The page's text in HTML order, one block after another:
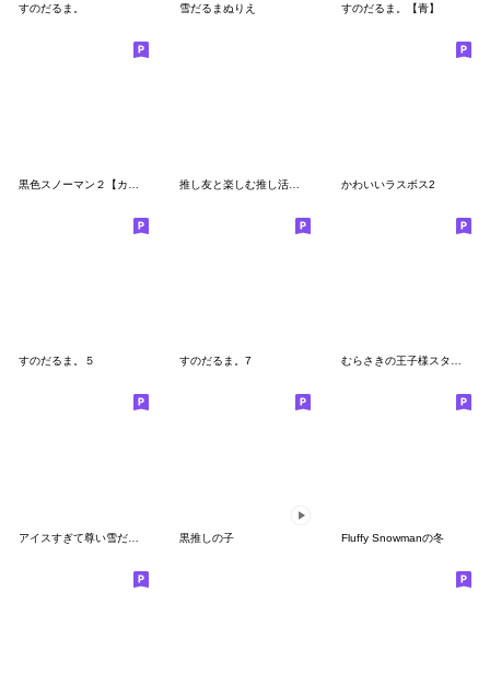
すのだるま。 雪だるまぬりえ すのだるま。【青】
かわいいラスボス2
すのだるま。５ すのだるま。7 むらさきの王子様スタンプ３
黒推しの子 Fluffy Snowmanの冬